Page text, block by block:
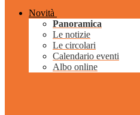
Novità
Panoramica
Le notizie
Le circolari
Calendario eventi
Albo online